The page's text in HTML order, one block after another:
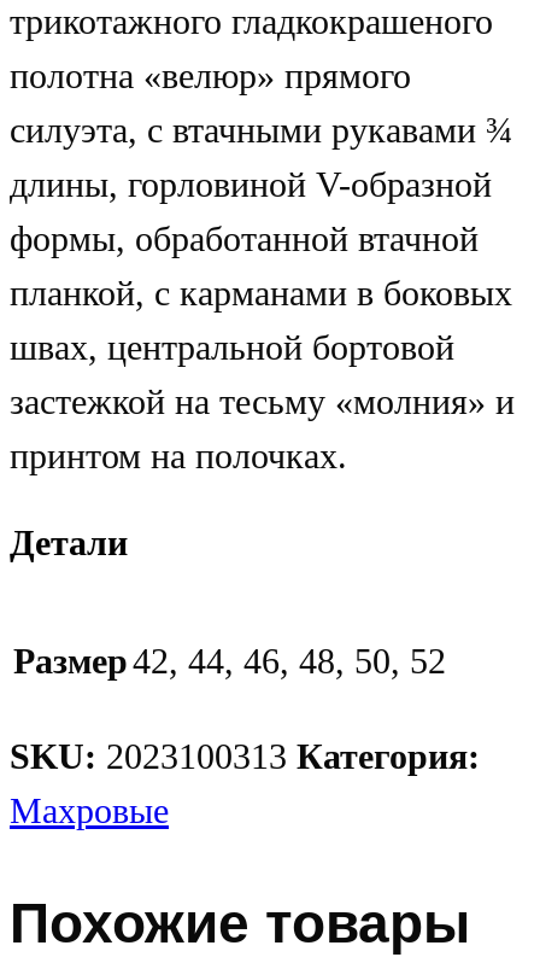
трикотажного гладкокрашеного
полотна «велюр» прямого
силуэта, с втачными рукавами ¾
длины, горловиной V-образной
формы, обработанной втачной
планкой, с карманами в боковых
швах, центральной бортовой
застежкой на тесьму «молния» и
принтом на полочках.
Детали
Размер42, 44, 46, 48, 50, 52
SKU: 2023100313 Категория:
Махровые
Похожие товары